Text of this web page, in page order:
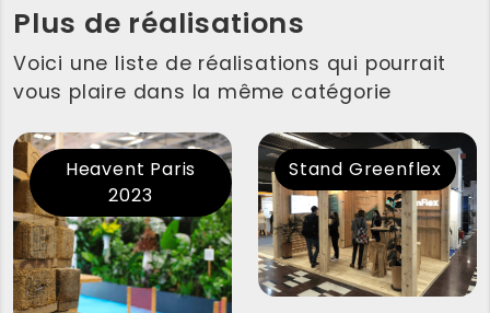
Plus de réalisations
Voici une liste de réalisations qui pourrait
vous plaire dans la même catégorie
Heavent Paris
2023
Stand Greenflex